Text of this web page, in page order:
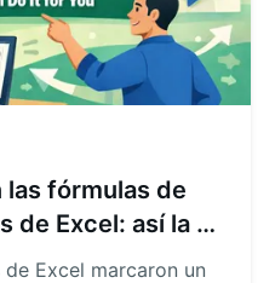
las fórmulas de
de Excel: así la IA
Excel marcaron un